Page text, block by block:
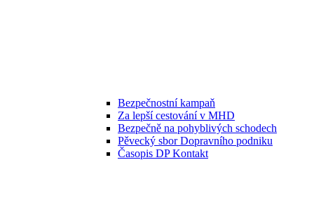
Bezpečnostní kampaň
Za lepší cestování v MHD
Bezpečně na pohyblivých schodech
Pěvecký sbor Dopravního podniku
Časopis DP Kontakt